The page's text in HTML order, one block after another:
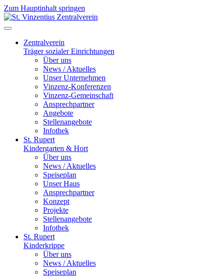
Zum Hauptinhalt springen
Zentralverein
Träger sozialer Einrichtungen
Über uns
News / Aktuelles
Unser Unternehmen
Vinzenz-Konferenzen
Vinzenz-Gemeinschaft
Ansprechpartner
Angebote
Stellenangebote
Infothek
St. Rupert
Kindergarten & Hort
Über uns
News / Aktuelles
Speiseplan
Unser Haus
Ansprechpartner
Konzept
Projekte
Stellenangebote
Infothek
St. Rupert
Kinderkrippe
Über uns
News / Aktuelles
Speiseplan
Jahr
Monat
Jahr
Monat